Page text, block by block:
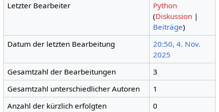
Letzter Bearbeiter
Python
(Diskussion |
Beiträge)
Datum der letzten Bearbeitung
20:50, 4. Nov.
2025
Gesamtzahl der Bearbeitungen
3
Gesamtzahl unterschiedlicher Autoren
1
Anzahl der kürzlich erfolgten
0